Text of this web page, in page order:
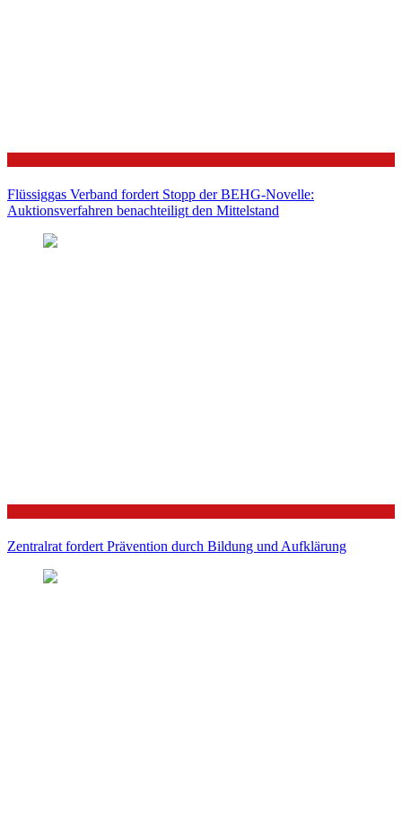
Flüssiggas Verband fordert Stopp der BEHG-Novelle:
Auktionsverfahren benachteiligt den Mittelstand
Zentralrat fordert Prävention durch Bildung und Aufklärung